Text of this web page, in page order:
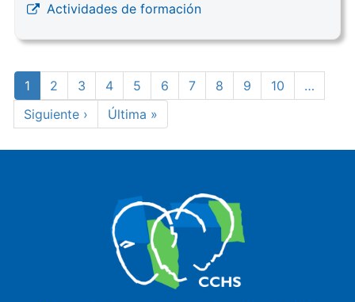
Actividades de formación
Paginación
Página
actual
1 Page
2 Page
3 Page
4 Page
5 Page
6 Page
7 Page
8 Page
9 Page
10
…
Siguiente
página
Siguiente ›
Última
página
Última »